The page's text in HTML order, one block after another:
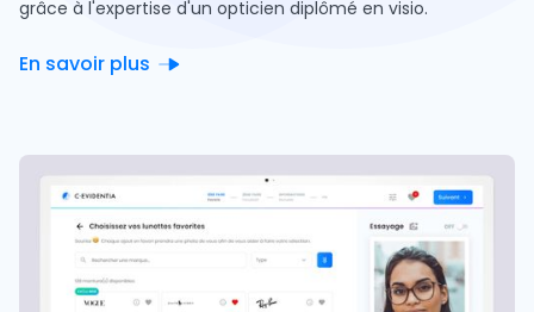
grâce à l'expertise d'un opticien diplômé en visio.
En savoir plus